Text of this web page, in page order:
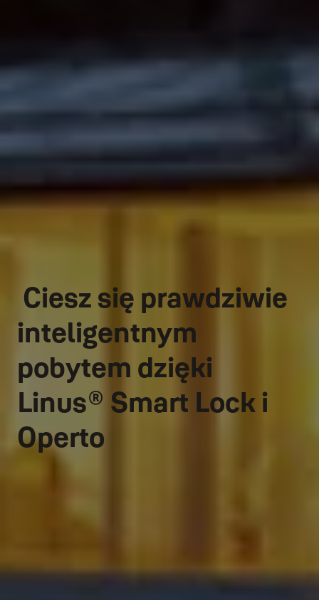
Ciesz się prawdziwie
inteligentnym
pobytem dzięki
Linus® Smart Lock i
Operto